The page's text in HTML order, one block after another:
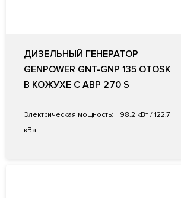
ДИЗЕЛЬНЫЙ ГЕНЕРАТОР
GENPOWER GNT-GNP 135 OTOSK
В КОЖУХЕ С АВР 270 S
Электрическая мощность:
98.2 кВт / 122.7
кВа